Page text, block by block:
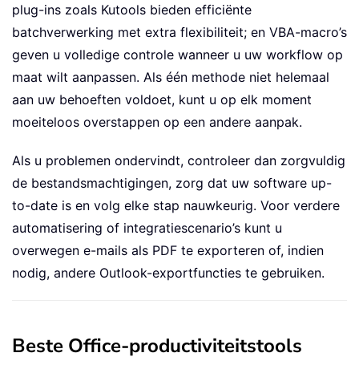
Cleanup:
On
Error Resume Next
    wdApp
.Quit
Set wdApp =
Nothing
Set olSelection =
Nothing
olItem
Nothing
ErrHandler
    MsgBox
"An error occurred: "
Resume
End
Sub
' Helper to clean illegal filename
    invalidChars
= Array ( ,
For
Each ch In invalidChars
plug-ins zoals Kutools bieden efficiënte
batchverwerking met extra flexibiliteit; en VBA-macro’s
geven u volledige controle wanneer u uw workflow op
maat wilt aanpassen. Als één methode niet helemaal
aan uw behoeften voldoet, kunt u op elk moment
moeiteloos overstappen op een andere aanpak.
Als u problemen ondervindt, controleer dan zorgvuldig
de bestandsmachtigingen, zorg dat uw software up-
to-date is en volg elke stap nauwkeurig. Voor verdere
automatisering of integratiescenario’s kunt u
overwegen e-mails als PDF te exporteren of, indien
nodig, andere Outlook-exportfuncties te gebruiken.
Beste Office-productiviteitstools